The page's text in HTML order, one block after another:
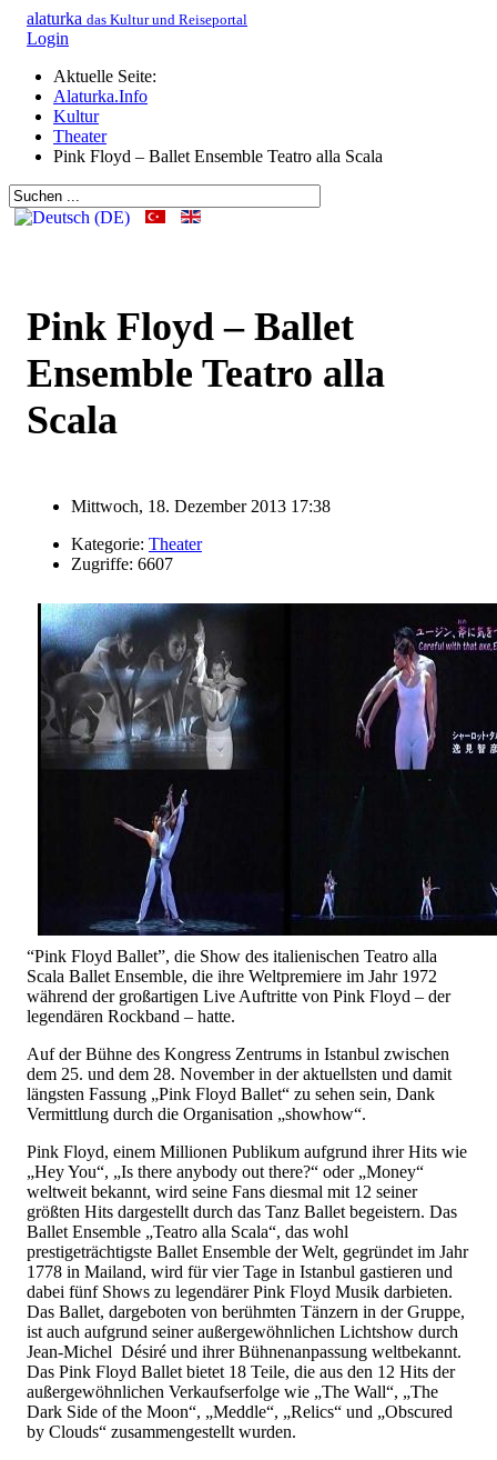
alaturka das Kultur und Reiseportal
Login
Aktuelle Seite:
Alaturka.Info
Kultur
Theater
Pink Floyd – Ballet Ensemble Teatro alla Scala
Pink Floyd – Ballet
Ensemble Teatro alla
Scala
Mittwoch, 18. Dezember 2013 17:38
Kategorie: Theater
Zugriffe: 6607
“Pink Floyd Ballet”, die Show des italienischen Teatro alla
Scala Ballet Ensemble, die ihre Weltpremiere im Jahr 1972
während der großartigen Live Auftritte von Pink Floyd – der
legendären Rockband – hatte.
Auf der Bühne des Kongress Zentrums in Istanbul zwischen
dem 25. und dem 28. November in der aktuellsten und damit
längsten Fassung „Pink Floyd Ballet“ zu sehen sein, Dank
Vermittlung durch die Organisation „showhow“.
Pink Floyd, einem Millionen Publikum aufgrund ihrer Hits wie
„Hey You“, „Is there anybody out there?“ oder „Money“
weltweit bekannt, wird seine Fans diesmal mit 12 seiner
größten Hits dargestellt durch das Tanz Ballet begeistern. Das
Ballet Ensemble „Teatro alla Scala“, das wohl
prestigeträchtigste Ballet Ensemble der Welt, gegründet im Jahr
1778 in Mailand, wird für vier Tage in Istanbul gastieren und
dabei fünf Shows zu legendärer Pink Floyd Musik darbieten.
Das Ballet, dargeboten von berühmten Tänzern in der Gruppe,
ist auch aufgrund seiner außergewöhnlichen Lichtshow durch
Jean-Michel Désiré und ihrer Bühnenanpassung weltbekannt.
Das Pink Floyd Ballet bietet 18 Teile, die aus den 12 Hits der
außergewöhnlichen Verkaufserfolge wie „The Wall“, „The
Dark Side of the Moon“, „Meddle“, „Relics“ und „Obscured
by Clouds“ zusammengestellt wurden.